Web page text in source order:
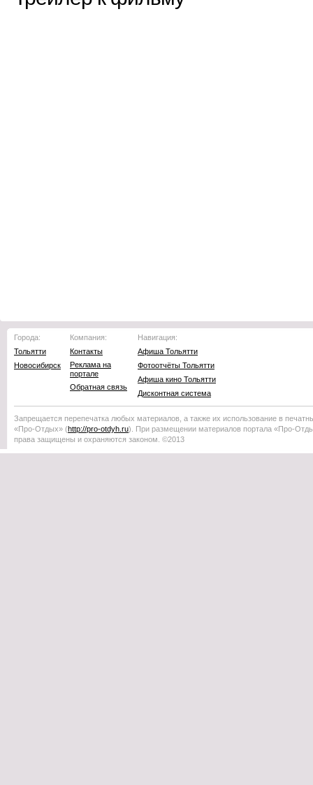
Города:
Тольятти
Новосибирск
Компания:
Контакты
Реклама на
портале
Обратная связь
Навигация:
Афиша Тольятти
Фотоотчёты Тольятти
Афиша кино Тольятти
Дисконтная система
Запрещается перепечатка любых материалов, а также их использование в
«Про-Отдых» (http://pro-otdyh .ru). При размещении материалов портала «Про-
права защищены и охраняются законом. ©2013